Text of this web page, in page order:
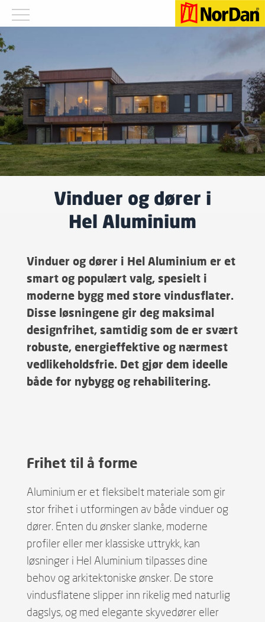
Vinduer og dører i
Hel Aluminium
Vinduer og dører i Hel Aluminium er et
smart og populært valg, spesielt i
moderne bygg med store vindusflater.
Disse løsningene gir deg maksimal
designfrihet, samtidig som de er svært
robuste, energieffektive og nærmest
vedlikeholdsfrie. Det gjør dem ideelle
både for nybygg og rehabilitering.
Frihet til å forme
Aluminium er et fleksibelt materiale som gir
stor frihet i utformingen av både vinduer og
dører. Enten du ønsker slanke, moderne
profiler eller mer klassiske uttrykk, kan
løsninger i Hel Aluminium tilpasses dine
behov og arkitektoniske ønsker. De store
vindusflatene slipper inn rikelig med naturlig
dagslys, og med elegante skyvedører eller